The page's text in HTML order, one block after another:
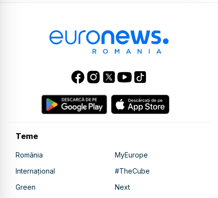
Teme
România
MyEurope
Internațional
#TheCube
Green
Next